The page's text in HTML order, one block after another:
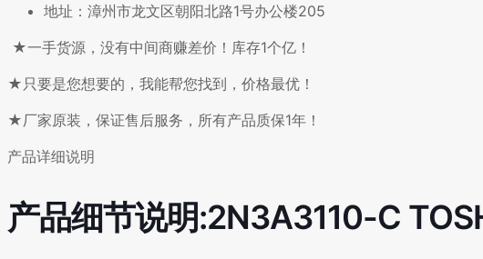
地址：漳州市龙文区朝阳北路1号办公楼205
★一手货源，没有中间商赚差价！库存1个亿！
★只要是您想要的，我能帮您找到，价格最优！
★厂家原装，保证售后服务，所有产品质保1年！
产品详细说明
产品细节说明:2N3A3110-C